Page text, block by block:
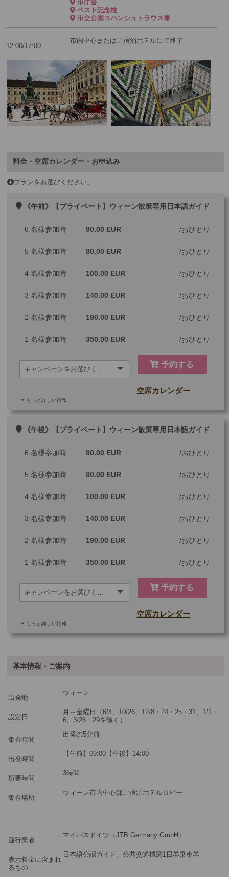
市庁舎
ペスト記念柱
市立公園ヨハンシュトラウス像
12:00/17:00
市内中心またはご宿泊ホテルにて終了
料金・空席カレンダー・お申込み
プランをお選びください。
《午前》【プライベート】ウィーン散策専用日本語ガイド
6 名様参加時 80.00 EUR おひとり
5 名様参加時 80.00 EUR おひとり
4 名様参加時 100.00 EUR おひとり
3 名様参加時 140.00 EUR おひとり
2 名様参加時 190.00 EUR おひとり
1 名様参加時 350.00 EUR おひとり
予約する
もっと詳しい情報
空席カレンダー
その他
最少催行人数
ツアーコード
《午後》【プライベート】ウィーン散策専用日本語ガイド
6 名様参加時 80.00 EUR おひとり
5 名様参加時 80.00 EUR おひとり
4 名様参加時 100.00 EUR おひとり
3 名様参加時 140.00 EUR おひとり
2 名様参加時 190.00 EUR おひとり
1 名様参加時 350.00 EUR おひとり
予約する
もっと詳しい情報
空席カレンダー
ツアーコード
基本情報・ご案内
出発地
ウィーン
設定日
月～金曜日（6/4、10/26、12/8・24・25・31、1/1・
6、3/26・29を除く）
集合時間
出発の5分前
出発時間
【午前】09:00【午後】14:00
所要時間
3時間
集合場所
ウィーン市内中心部ご宿泊ホテルロビー
運行業者
マイバスドイツ（JTB Germany GmbH）
表示料金に含まれ
るもの
日本語公認ガイド、公共交通機関1日券乗車券